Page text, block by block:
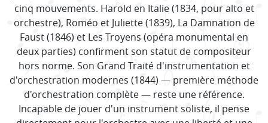
cinq mouvements. Harold en Italie (1834, pour alto et
orchestre), Roméo et Juliette (1839), La Damnation de
Faust (1846) et Les Troyens (opéra monumental en
deux parties) confirment son statut de compositeur
hors norme. Son Grand Traité d'instrumentation et
d'orchestration modernes (1844) — première méthode
d'orchestration complète — reste une référence.
Incapable de jouer d'un instrument soliste, il pense